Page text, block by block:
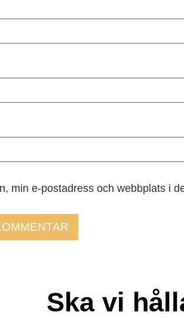
min e-postadress och webbplats i
Ska vi